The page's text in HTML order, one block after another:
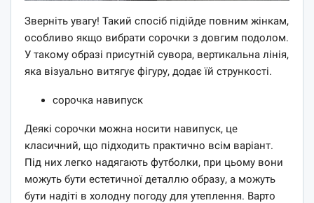
Зверніть увагу! Такий спосіб підійде повним жінкам,
особливо якщо вибрати сорочки з довгим подолом.
У такому образі присутній сувора, вертикальна лінія,
яка візуально витягує фігуру, додає їй стрункості.
сорочка навипуск
Деякі сорочки можна носити навипуск, це
класичний, що підходить практично всім варіант.
Під них легко надягають футболки, при цьому вони
можуть бути естетичної деталлю образу, а можуть
бути надіті в холодну погоду для утеплення. Варто